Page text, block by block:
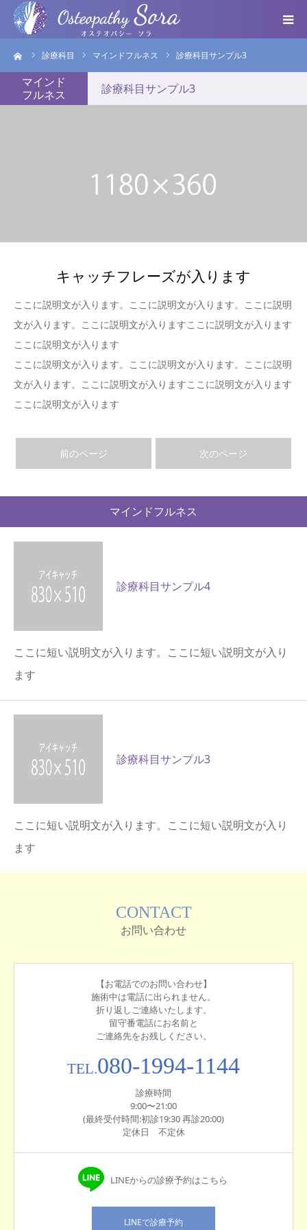
診療科目 マインドフルネス 診療科目サンプル3
マインド
フルネス
診療科目サンプル3
キャッチフレーズが入ります
ここに説明文が入ります。ここに説明文が入ります。ここに説明
文が入ります。ここに説明文が入りますここに説明文が入ります
ここに説明文が入ります
ここに説明文が入ります。ここに説明文が入ります。ここに説明
文が入ります。ここに説明文が入りますここに説明文が入ります
ここに説明文が入ります
前のページ 次のページ
マインドフルネス
診療科目サンプル4
ここに短い説明文が入ります。ここに短い説明文が入り
ます
診療科目サンプル3
ここに短い説明文が入ります。ここに短い説明文が入り
ます
CONTACT
お問い合わせ
【お電話でのお問い合わせ】
施術中は電話に出られません。
折り返しご連絡いたします。
留守番電話にお名前と
ご連絡先をお残しください。
TEL.080-1994-1144
診療時間
9:00〜21:00
(最終受付時間:初診19:30 再診20:00)
定休日 不定休
LINEからの診療予約はこちら
LINEで診療予約
ABOUT
DOCTOR
キャンセルポリシー